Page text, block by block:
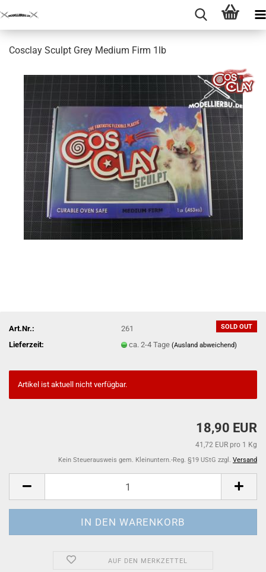
Cosclay Sculpt Grey Medium Firm 1lb
SOLD OUT
Art.Nr.:
261
Lieferzeit:
ca. 2-4 Tage(Ausland abweichend)
Artikel ist aktuell nicht verfügbar.
18,90 EUR
41,72 EUR pro 1 Kg
Kein Steuerausweis gem. Kleinuntern.-Reg. §19 UStG zzgl. Versand
AUF DEN MERKZETTEL